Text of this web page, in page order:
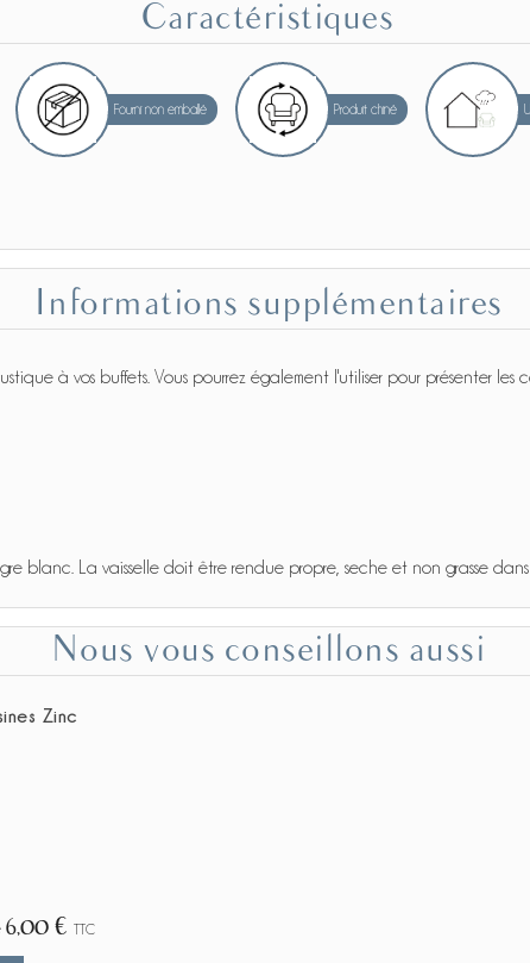
Caractéristiques
Fourni non emballé Produit chiné
Informations supplémentaires
à vos buffets. Vous pourrez également l'utiliser pour présenter les
blanc. La vaisselle doit être rendue propre, seche et non grasse
Nous vous conseillons aussi
Zinc
6,00 € TTC